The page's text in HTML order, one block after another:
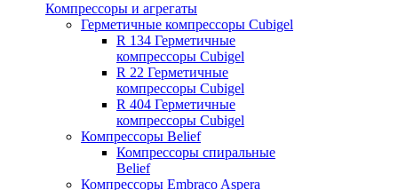
Компрессоры и агрегаты
Герметичные компрессоры Cubigel
R 134 Герметичные
компрессоры Cubigel
R 22 Герметичные
компрессоры Cubigel
R 404 Герметичные
компрессоры Cubigel
Компрессоры Belief
Компрессоры спиральные
Belief
Компрессоры Embraco Aspera